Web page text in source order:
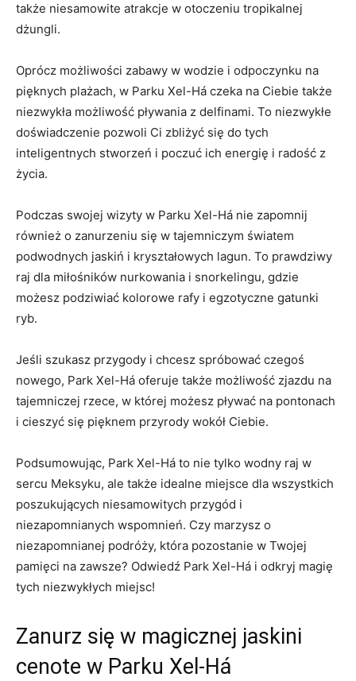
także niesamowite atrakcje w​ otoczeniu tropikalnej
dżungli.
Oprócz możliwości zabawy w wodzie i odpoczynku na
pięknych plażach,⁤ w⁢ Parku Xel-Há czeka na Ciebie także⁢
niezwykła możliwość pływania z delfinami. To niezwykłe
doświadczenie pozwoli Ci zbliżyć ​się do ‌tych‌
inteligentnych⁣ stworzeń‍ i poczuć ich energię i radość z
życia.
Podczas⁢ swojej wizyty w Parku Xel-Há ⁤nie zapomnij
⁤również o zanurzeniu się w tajemniczym światem
podwodnych jaskiń⁣ i kryształowych lagun. ​To prawdziwy
raj dla miłośników nurkowania i snorkelingu, gdzie
możesz podziwiać kolorowe⁣ rafy i egzotyczne gatunki
ryb.
Jeśli szukasz przygody i chcesz spróbować czegoś
‌nowego, Park ‍Xel-Há oferuje także możliwość zjazdu ⁢na
tajemniczej rzece, w ​której⁣ możesz pływać na pontonach⁤
i⁢ cieszyć się pięknem przyrody wokół ​Ciebie.
Podsumowując,⁣ Park‍ Xel-Há to nie tylko wodny raj ‍w
sercu⁣ Meksyku,​ ale także idealne miejsce dla wszystkich
poszukujących niesamowitych⁢ przygód i
niezapomnianych ⁣wspomnień. Czy marzysz o
niezapomnianej podróży, która pozostanie ​w Twojej
pamięci na zawsze? Odwiedź Park ⁤Xel-Há ⁣i odkryj magię‍
tych niezwykłych miejsc!
Zanurz się ‌w magicznej jaskini
cenote w Parku Xel-Há